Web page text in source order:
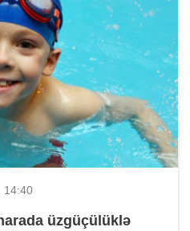
14:40
üzgüçülüklə